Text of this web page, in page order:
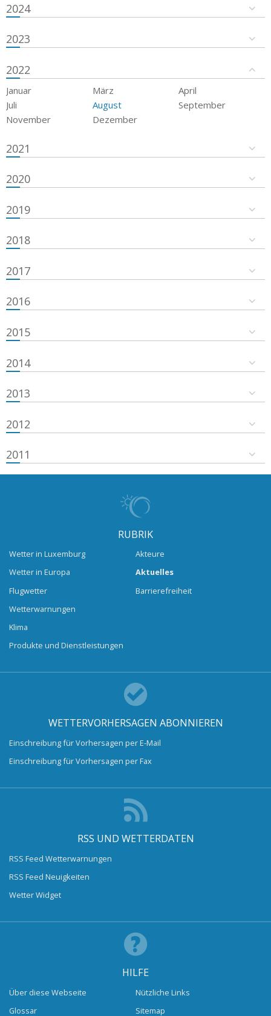
2024
2023
2022
Januar März
April
Juli
August
September
November
Dezember
2021
2020
2019
2018
2017
2016
2015
2014
2013
2012
2011
RUBRIK
Wetter in Luxemburg
Wetter in Europa
Flugwetter
Wetterwarnungen
Klima
Produkte und Dienstleistungen
Akteure
Aktuelles
Barrierefreiheit
WETTERVORHERSAGEN ABONNIEREN
Einschreibung für Vorhersagen per E-Mail
Einschreibung für Vorhersagen per Fax
RSS UND WETTERDATEN
RSS Feed Wetterwarnungen
RSS Feed Neuigkeiten
Wetter Widget
HILFE
Über diese Webseite
Glossar
Nützliche Links
Sitemap